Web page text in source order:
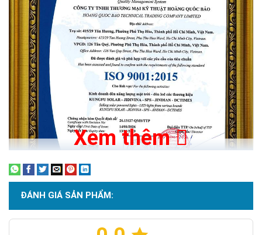
các điều kiện khắc nghiệt như mưa, nắng hay bụi bẩn.
Cảm biến tự động tối tự sáng - sáng tự tắt
Một trong những tính năng tiện lợi của đèn năng lượng mặt
trời 40w FL 40 là cảm biến tự động tối tự sáng và sáng tự tắt.
Với tính năng này, đèn có thể tự động điều chỉnh ánh sáng dựa
vào mức độ ánh sáng môi trường xung quanh.
Có thể điều khiển bật tắt từ xa bằng remote
Ngoài ra, đèn năng lượng mặt trời 40w FL 40 còn có tính năng
điều khiển bật tắt từ xa bằng remote. Khách hàng có thể
Thời gian sạc đầy 5-8 giờ
Thời gian sạc đầy của đèn năng lượng mặt trời 40w FL 40 là
khoảng 5-8 giờ. Điều này có thể thay đổi tùy vào điều kiện ánh
sáng mặt trời trong khu vực bạn sống. Tuy nhiên, với khả năng
Xem thêm
ĐÁNH GIÁ SẢN PHẨM: